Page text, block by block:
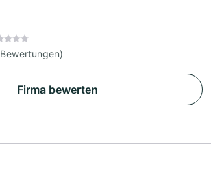
Firma bewerten